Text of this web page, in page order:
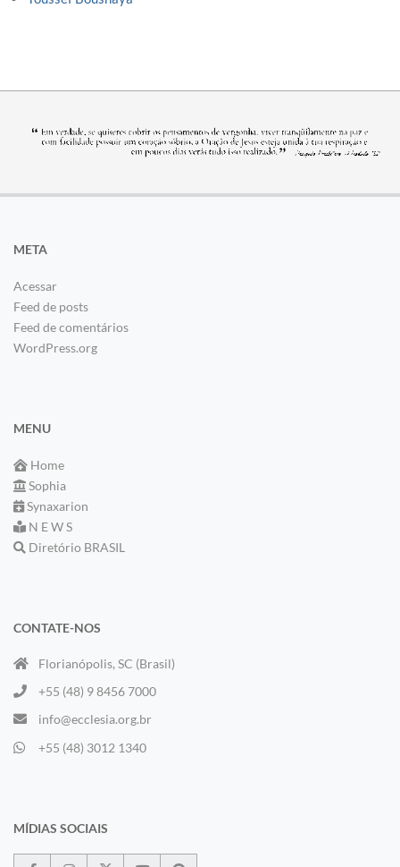
META
Acessar
Feed de posts
Feed de comentários
WordPress.org
MENU
Home
Sophia
Synaxarion
N E W S
Diretório BRASIL
CONTATE-NOS
Florianópolis, SC (Brasil)
+55 (48) 9 8456 7000
info@ecclesia.org.br
+55 (48) 3012 1340
MÍDIAS SOCIAIS